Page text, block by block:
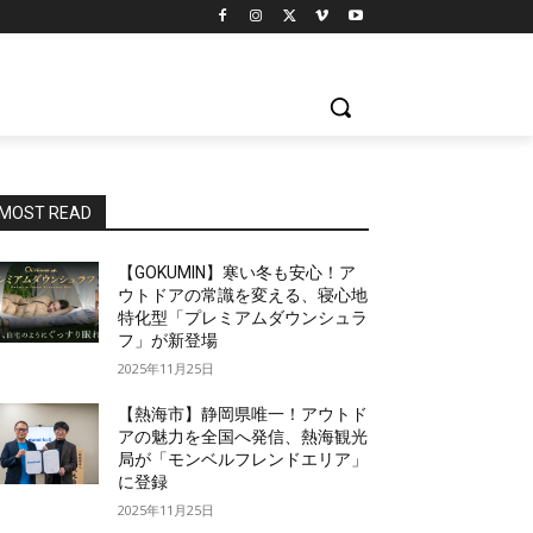
READ
【GOKUMIN】寒い冬も安心！ア
ウトドアの常識を変える、寝心地
特化型「プレミアムダウンシュラ
フ」が新登場
2025年11月25日
【熱海市】静岡県唯一！アウトド
アの魅力を全国へ発信、熱海観光
局が「モンベルフレンドエリア」
に登録
2025年11月25日